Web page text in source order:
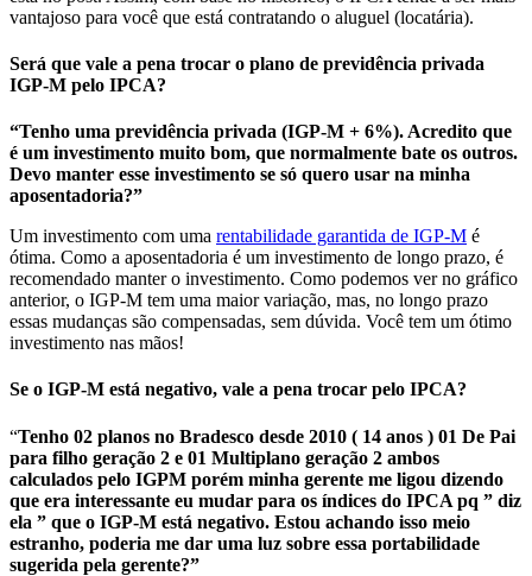
vantajoso para você que está contratando o aluguel (locatária).
Será que vale a pena trocar o plano de previdência privada
IGP-M pelo IPCA?
“Tenho uma previdência privada (IGP-M + 6%). Acredito que
é um investimento muito bom, que normalmente bate os outros.
Devo manter esse investimento se só quero usar na minha
aposentadoria?”
Um investimento com uma rentabilidade garantida de IGP-M é
ótima. Como a aposentadoria é um investimento de longo prazo, é
recomendado manter o investimento. Como podemos ver no gráfico
anterior, o IGP-M tem uma maior variação, mas, no longo prazo
essas mudanças são compensadas, sem dúvida. Você tem um ótimo
investimento nas mãos!
Se o IGP-M está negativo, vale a pena trocar pelo IPCA?
“Tenho 02 planos no Bradesco desde 2010 ( 14 anos ) 01 De Pai
para filho geração 2 e 01 Multiplano geração 2 ambos
calculados pelo IGPM porém minha gerente me ligou dizendo
que era interessante eu mudar para os índices do IPCA pq ” diz
ela ” que o IGP-M está negativo. Estou achando isso meio
estranho, poderia me dar uma luz sobre essa portabilidade
sugerida pela gerente?”